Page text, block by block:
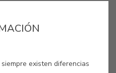
existen diferencias